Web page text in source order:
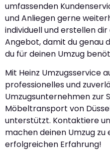
umfassenden
und Anliegen gerne
individuell und erstellen
Angebot, damit du genau
du für deinen Umzug
Mit Heinz Umzugsservice
professionelles und
Umzugsunternehmen zur
Möbeltransport von
unterstützt. Kontaktiere
machen deinen Umzug
erfolgreichen Erfahrung!